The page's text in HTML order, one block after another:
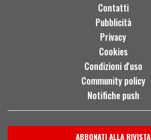
Contatti
Pubblicità
Privacy
Cookies
Condizioni d'uso
Community policy
Notifiche push
ABBONATI ALLA RIVISTA